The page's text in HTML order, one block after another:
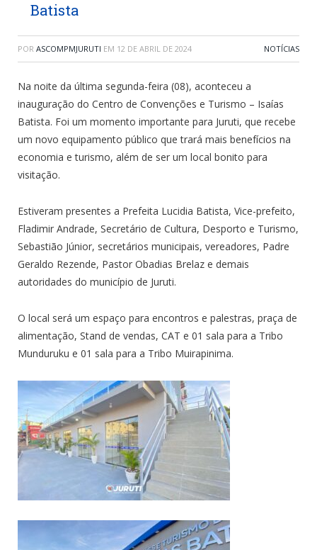
Batista
POR ASCOMPMJURUTI EM 12 DE ABRIL DE 2024 NOTÍCIAS
Na noite da última segunda-feira (08), aconteceu a
inauguração do Centro de Convenções e Turismo – Isaías
Batista. Foi um momento importante para Juruti, que recebe
um novo equipamento público que trará mais benefícios na
economia e turismo, além de ser um local bonito para
visitação.
Estiveram presentes a Prefeita Lucidia Batista, Vice-prefeito,
Fladimir Andrade, Secretário de Cultura, Desporto e Turismo,
Sebastião Júnior, secretários municipais, vereadores, Padre
Geraldo Rezende, Pastor Obadias Brelaz e demais
autoridades do município de Juruti.
O local será um espaço para encontros e palestras, praça de
alimentação, Stand de vendas, CAT e 01 sala para a Tribo
Munduruku e 01 sala para a Tribo Muirapinima.